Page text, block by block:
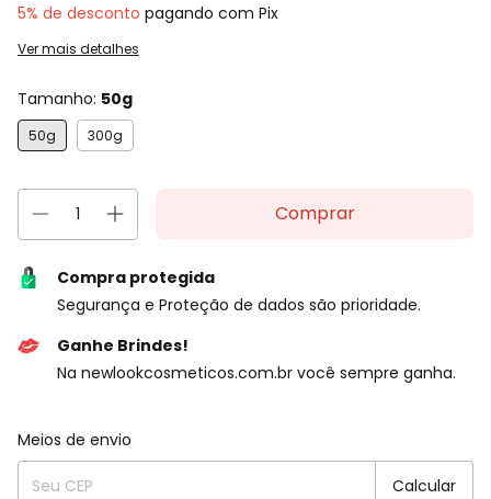
5% de desconto pagando com Pix
Ver mais detalhes
Tamanho: 50g
50g 300g
Compra protegida
Segurança e Proteção de dados são prioridade.
Ganhe Brindes!
Na newlookcosmeticos.com.br você sempre ganha.
Entregas para o CEP:
Meios de envio
Calcular